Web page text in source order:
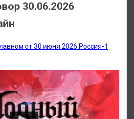
30.06.2026
от 30 июня 2026 Россия-1